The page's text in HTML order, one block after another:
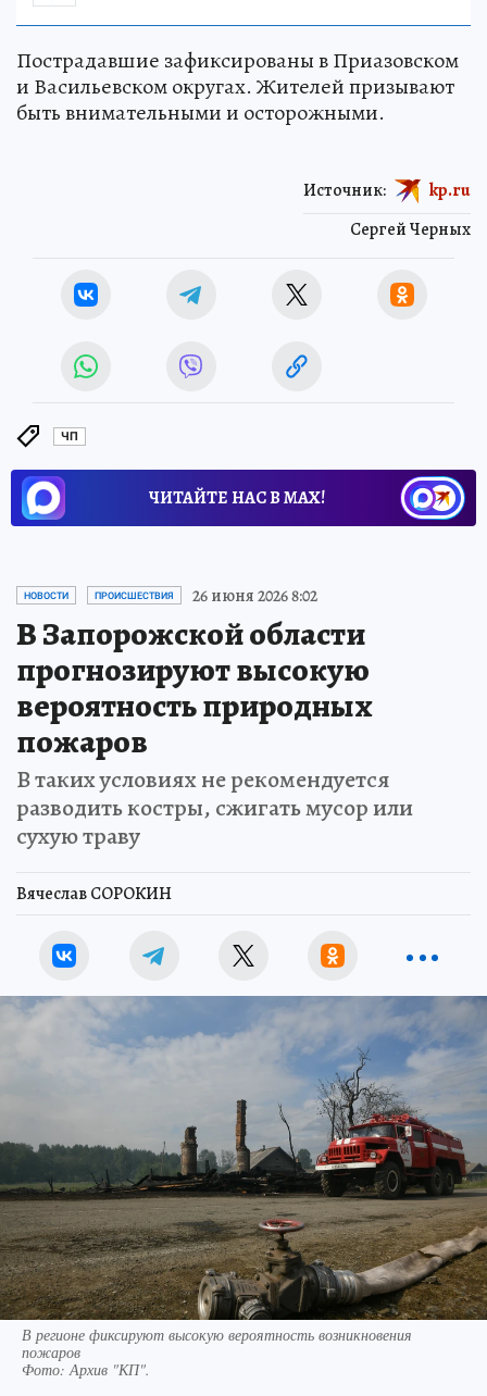
Пострадавшие зафиксированы в Приазовском
и Васильевском округах. Жителей призывают
быть внимательными и осторожными.
Сергей Черных
Источник: kp.ru
ЧП
ЧИТАЙТЕ НАС В МАХ!
НОВОСТИ ПРОИСШЕСТВИЯ 26 июня 2026 8:02
В Запорожской области
прогнозируют высокую
вероятность природных
пожаров
В таких условиях не рекомендуется
разводить костры, сжигать мусор или
сухую траву
Вячеслав СОРОКИН
В регионе фиксируют высокую вероятность возникновения
пожаров
Фото: Архив "КП".